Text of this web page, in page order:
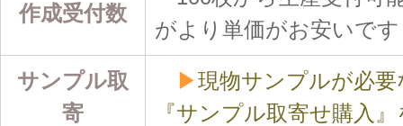
作成受付数
がより単価がお安いで
サンプル取
寄
▶現物サンプルが必
『サンプル取寄せ購入